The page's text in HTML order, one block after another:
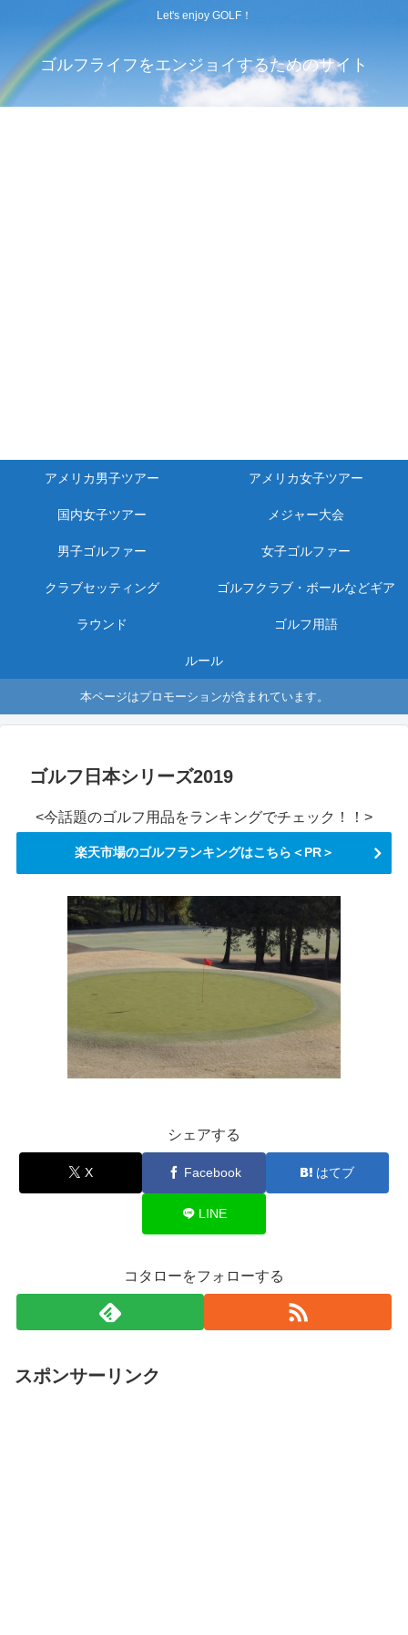
Let's enjoy GOLF！
ゴルフライフをエンジョイするためのサイト
アメリカ男子ツアー アメリカ女子ツアー
国内女子ツアー メジャー大会
男子ゴルファー 女子ゴルファー
クラブセッティング ゴルフクラブ・ボールなどギア
ラウンド ゴルフ用語
ルール
本ページはプロモーションが含まれています。
ゴルフ日本シリーズ2019
<今話題のゴルフ用品をランキングでチェック！！>
楽天市場のゴルフランキングはこちら＜PR＞
シェアする
X Facebook はてブ
LINE
コタローをフォローする
スポンサーリンク